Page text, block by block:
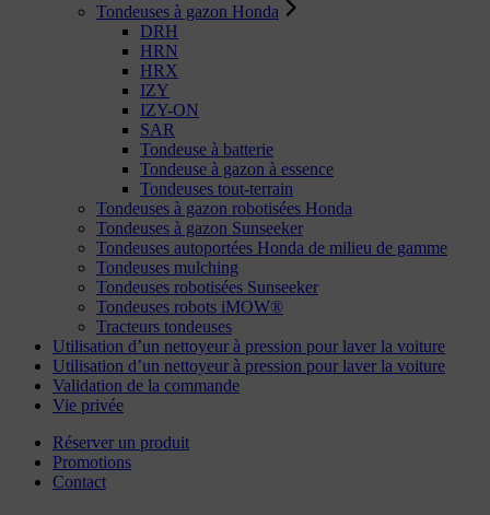
Tondeuses à gazon Honda
DRH
HRN
HRX
IZY
IZY-ON
SAR
Tondeuse à batterie
Tondeuse à gazon à essence
Tondeuses tout-terrain
Tondeuses à gazon robotisées Honda
Tondeuses à gazon Sunseeker
Tondeuses autoportées Honda de milieu de gamme
Tondeuses mulching
Tondeuses robotisées Sunseeker
Tondeuses robots iMOW®
Tracteurs tondeuses
Utilisation d’un nettoyeur à pression pour laver la voiture
Utilisation d’un nettoyeur à pression pour laver la voiture
Validation de la commande
Vie privée
Réserver un produit
Promotions
Contact